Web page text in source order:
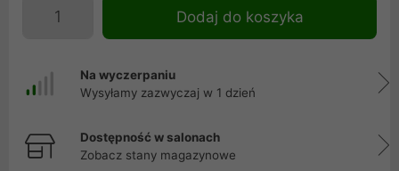
Dodaj do koszyka
Na wyczerpaniu
Wysyłamy zazwyczaj w 1 dzień
Dostępność w salonach
Zobacz stany magazynowe